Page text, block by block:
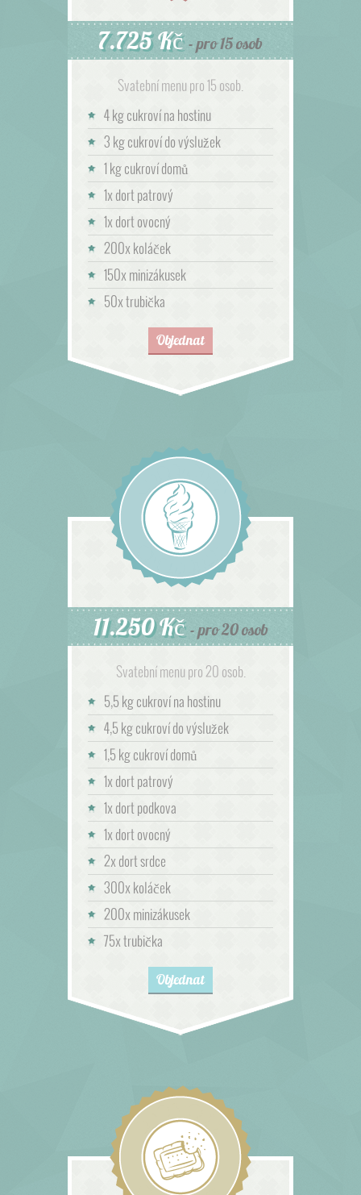
7.725 Kč - pro 15 osob
Svatební menu pro 15 osob.
4 kg cukroví na hostinu
3 kg cukroví do výslužek
1 kg cukroví domů
1x dort patrový
1x dort ovocný
200x koláček
150x minizákusek
50x trubička
Objednat
11.250 Kč - pro 20 osob
Svatební menu pro 20 osob.
5,5 kg cukroví na hostinu
4,5 kg cukroví do výslužek
1,5 kg cukroví domů
1x dort patrový
1x dort podkova
1x dort ovocný
2x dort srdce
300x koláček
200x minizákusek
75x trubička
Objednat